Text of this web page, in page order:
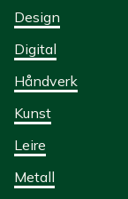
Design
Digital
Håndverk
Kunst
Leire
Metall